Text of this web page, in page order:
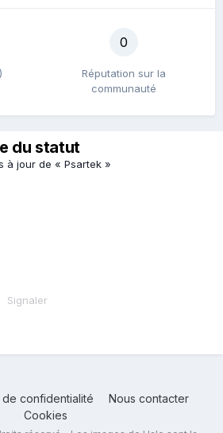
0
Réputation sur la
communauté
du statut
à jour de « Psartek »
Signaler
de confidentialité
Nous contacter
Cookies